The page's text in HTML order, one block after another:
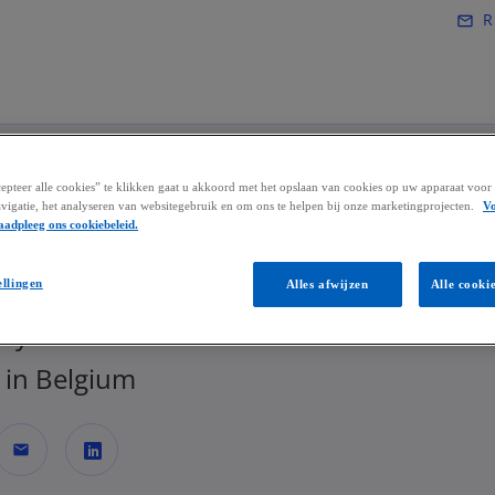
mail_outline
Director, Business Consulting |
in Belgium
mail
alle cookies” te klikken gaat u akkoord met het opslaan van cookies op uw apparaat voor
het analyseren van websitegebruik en om ons te helpen bij onze marketingprojecten.
ons cookiebeleid.
Alles afwijzen Alle